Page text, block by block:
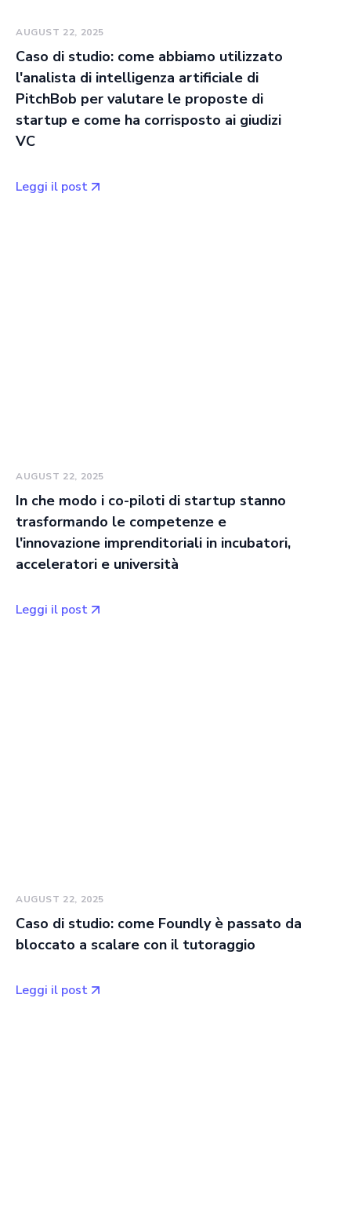
AUGUST 22, 2025
Caso di studio: come abbiamo utilizzato
l'analista di intelligenza artificiale di
PitchBob per valutare le proposte di
startup e come ha corrisposto ai giudizi
VC
Leggi il post
AUGUST 22, 2025
In che modo i co-piloti di startup stanno
trasformando le competenze e
l'innovazione imprenditoriali in incubatori,
acceleratori e università
Leggi il post
AUGUST 22, 2025
Caso di studio: come Foundly è passato da
bloccato a scalare con il tutoraggio
Leggi il post